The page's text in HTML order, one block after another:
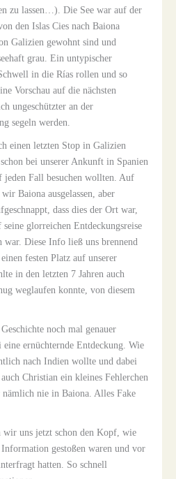
zu lassen…). Die See war auf der
den Islas Cies nach Baiona
Galizien gewohnt sind und
grau. Ein untypischer
in die Rías rollen und so
Vorschau auf die nächsten
ungeschützter an der
segeln werden.
einen letzten Stop in Galizien
bei unserer Ankunft in Spanien
jeden Fall besuchen wollten. Auf
Baiona ausgelassen, aber
dass dies der Ort war,
glorreichen Entdeckungsreise
war. Diese Info ließ uns brennend
festen Platz auf unserer
in den letzten 7 Jahren auch
weglaufen konnte, von diesem
noch mal genauer
eine ernüchternde Entdeckung. Wie
nach Indien wollte und dabei
Christian ein kleines Fehlerchen
nie in Baiona. Alles Fake
wir uns jetzt schon den Kopf, wie
gestoßen waren und vor
hatten. So schnell